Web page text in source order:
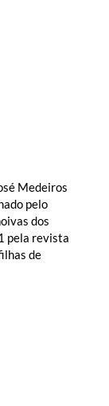
Medeiros
pelo
dos
pela revista
de